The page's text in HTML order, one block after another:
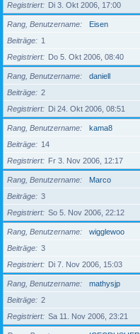
Registriert
Di 3. Okt 2006, 17:00
Rang, Benutzername
Eisen
Beiträge
1
Registriert
Do 5. Okt 2006, 08:40
Rang, Benutzername
daniell
Beiträge
2
Registriert
Di 24. Okt 2006, 08:51
Rang, Benutzername
kama8
Beiträge
14
Registriert
Fr 3. Nov 2006, 12:17
Rang, Benutzername
Marco
Beiträge
3
Registriert
So 5. Nov 2006, 22:12
Rang, Benutzername
wigglewoo
Beiträge
3
Registriert
Di 7. Nov 2006, 15:03
Rang, Benutzername
mathysjp
Beiträge
2
Registriert
Sa 11. Nov 2006, 23:21